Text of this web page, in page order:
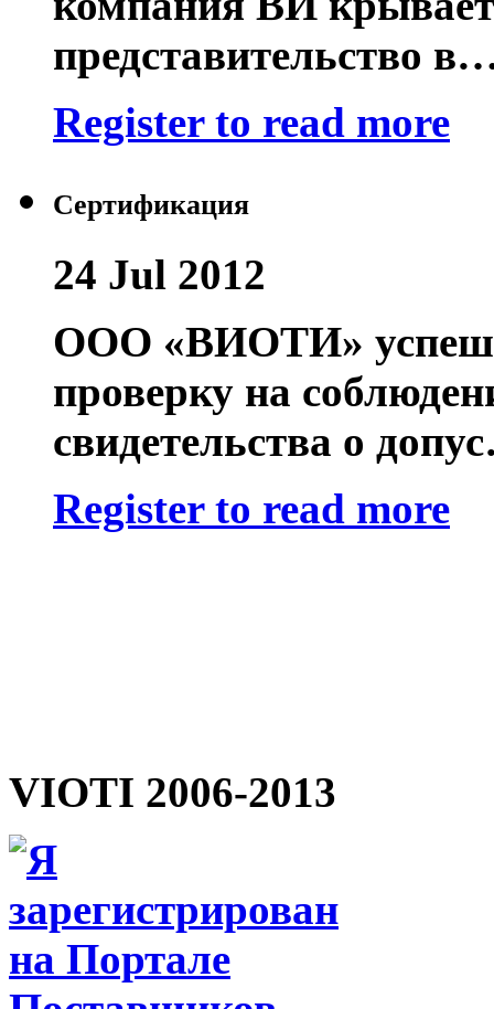
представительство
Register to read more
Сертификация
24 Jul 2012
ООО «ВИОТИ»
проверку на
свидетельства о
Register to read more
VIOTI 2006-2013